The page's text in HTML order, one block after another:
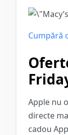
Cumpără
Apple nu
directe
cadou